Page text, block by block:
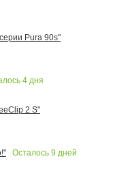
Pura 90s"
4 дня
2 S"
Осталось 9 дней